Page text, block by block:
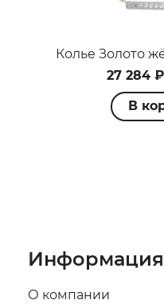
27 284 ₽
В
Информация
О компании